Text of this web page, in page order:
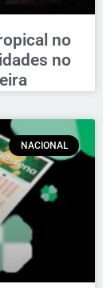
no
no
NACIONAL